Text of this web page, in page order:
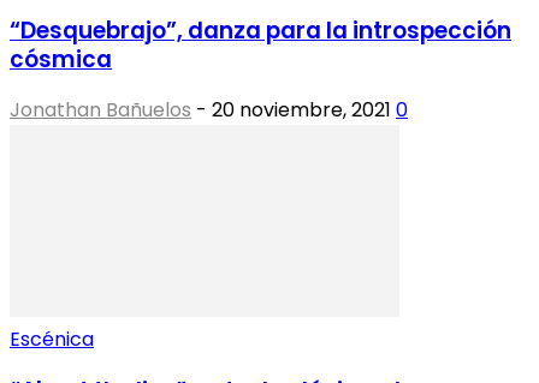
“Desquebrajo”, danza para la introspección
cósmica
Jonathan Bañuelos - 20 noviembre, 2021 0
Escénica